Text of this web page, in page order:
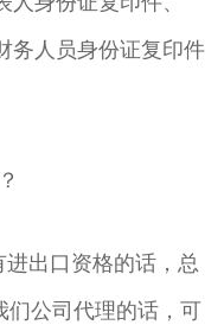
务人员身份证复印件
出口资格的话，总
们公司代理的话，可